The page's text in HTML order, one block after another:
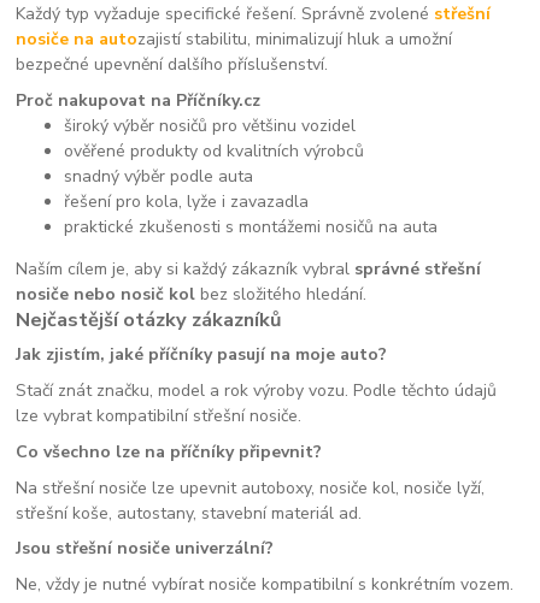
Každý typ vyžaduje specifické řešení. Správně zvolené střešní
nosiče na autozajistí stabilitu, minimalizují hluk a umožní
bezpečné upevnění dalšího příslušenství.
Proč nakupovat na Příčníky.cz
široký výběr nosičů pro většinu vozidel
ověřené produkty od kvalitních výrobců
snadný výběr podle auta
řešení pro kola, lyže i zavazadla
praktické zkušenosti s montážemi nosičů na auta
Naším cílem je, aby si každý zákazník vybral správné střešní
nosiče nebo nosič kol bez složitého hledání.
Nejčastější otázky zákazníků
Jak zjistím, jaké příčníky pasují na moje auto?
Stačí znát značku, model a rok výroby vozu. Podle těchto údajů
lze vybrat kompatibilní střešní nosiče.
Co všechno lze na příčníky připevnit?
Na střešní nosiče lze upevnit autoboxy, nosiče kol, nosiče lyží,
střešní koše, autostany, stavební materiál ad.
Jsou střešní nosiče univerzální?
Ne, vždy je nutné vybírat nosiče kompatibilní s konkrétním vozem.